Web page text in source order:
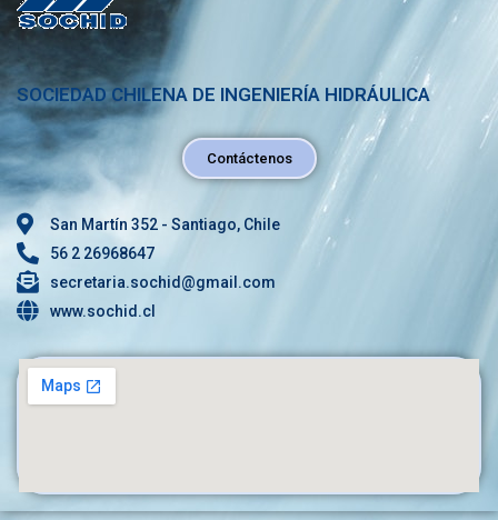
SOCIEDAD CHILENA DE INGENIERÍA HIDRÁULICA
Contáctenos
San Martín 352 - Santiago, Chile
56 2 26968647
secretaria.sochid@gmail.com
www.sochid.cl